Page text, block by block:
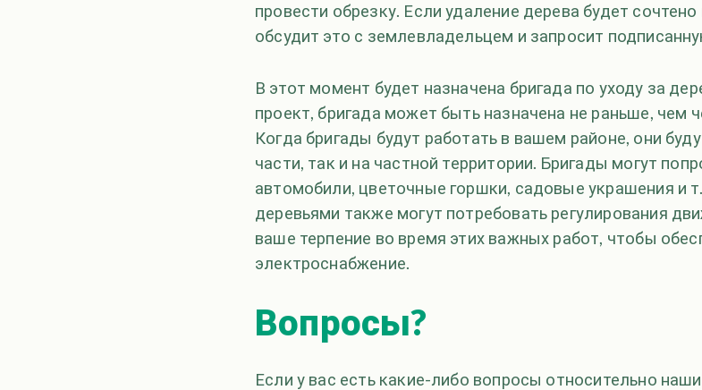
провести обрезку. Если удаление дерева будет
обсудит это с землевладельцем и запросит
В этот момент будет назначена бригада по уходу за
проект, бригада может быть назначена не раньше, чем
Когда бригады будут работать в вашем районе, они
части, так и на частной территории. Бригады могут
автомобили, цветочные горшки, садовые украшения и
деревьями также могут потребовать регулирования
ваше терпение во время этих важных работ, чтобы
электроснабжение.
Вопросы?
Если у вас есть какие-либо вопросы относительно